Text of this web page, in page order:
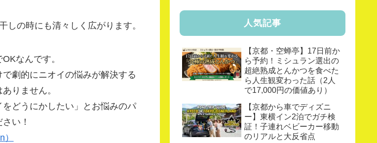
の時にも清々しく広がります。
なんです。
劇的にニオイの悩みが解決する
りません。
どうにかしたい」とお悩みのパ
い！
人気記事
【京都・空蝉亭】17日前か
ら予約！ミシュラン選出の
超絶熟成とんかつを食べた
ら人生観変わった話（2人
で17,000円の価値あり）
【京都から車でディズニ
ー】東横イン2泊でガチ検
証！子連れベビーカー移動
のリアルと大反省点